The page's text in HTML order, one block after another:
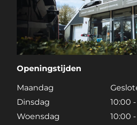
Openingstijden
Maandag
Dinsdag
10:00
Woensdag
10:00